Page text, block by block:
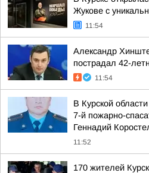
Жукове с
11:54
Александр
пострадал 42-
11:54
В Курской
7-й пожарно-
Геннадий
11:52
170 жителей